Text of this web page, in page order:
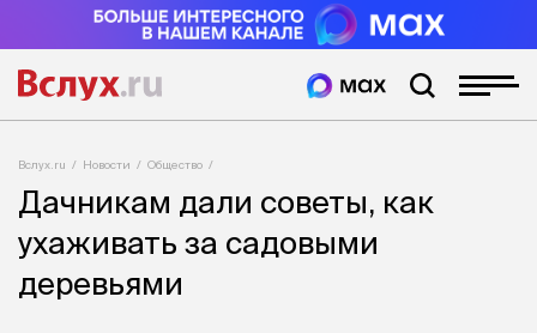
Вслух.ru Новости Общество
Дачникам дали советы, как
ухаживать за садовыми
деревьями